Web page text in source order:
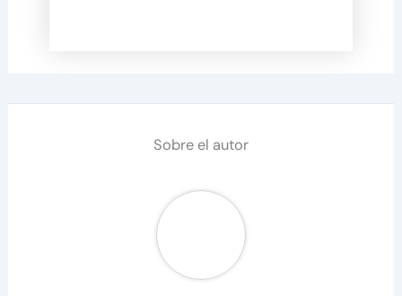
Sobre el autor